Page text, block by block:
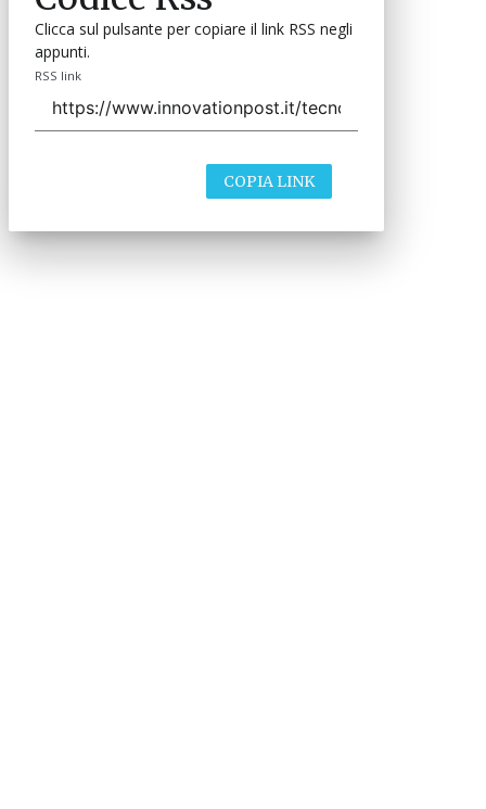
Clicca sul pulsante per copiare il link RSS negli
appunti.
RSS link
COPIA LINK